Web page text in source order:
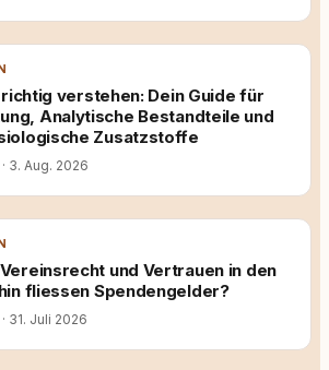
verstehen: Dein Guide für
Analytische Bestandteile und
Zusatzstoffe
· 3. Aug. 2026
und Vertrauen in den
fliessen Spendengelder?
· 31. Juli 2026